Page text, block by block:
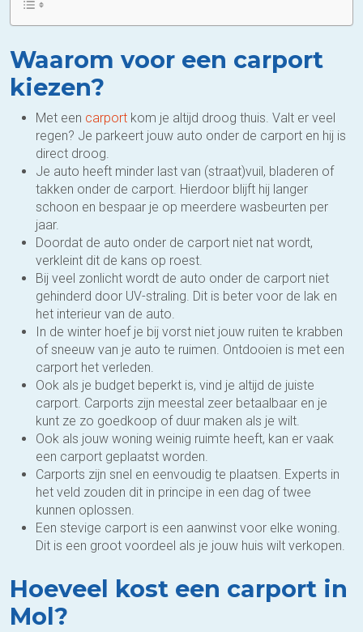
Waarom voor een carport
kiezen?
Met een carport kom je altijd droog thuis. Valt er veel
regen? Je parkeert jouw auto onder de carport en hij is
direct droog.
Je auto heeft minder last van (straat)vuil, bladeren of
takken onder de carport. Hierdoor blijft hij langer
schoon en bespaar je op meerdere wasbeurten per
jaar.
Doordat de auto onder de carport niet nat wordt,
verkleint dit de kans op roest.
Bij veel zonlicht wordt de auto onder de carport niet
gehinderd door UV-straling. Dit is beter voor de lak en
het interieur van de auto.
In de winter hoef je bij vorst niet jouw ruiten te krabben
of sneeuw van je auto te ruimen. Ontdooien is met een
carport het verleden.
Ook als je budget beperkt is, vind je altijd de juiste
carport. Carports zijn meestal zeer betaalbaar en je
kunt ze zo goedkoop of duur maken als je wilt.
Ook als jouw woning weinig ruimte heeft, kan er vaak
een carport geplaatst worden.
Carports zijn snel en eenvoudig te plaatsen. Experts in
het veld zouden dit in principe in een dag of twee
kunnen oplossen.
Een stevige carport is een aanwinst voor elke woning.
Dit is een groot voordeel als je jouw huis wilt verkopen.
Hoeveel kost een carport in
Mol?